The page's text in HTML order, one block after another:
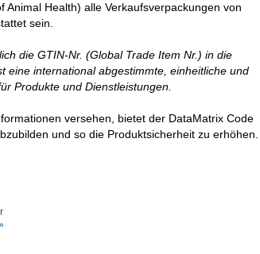
Health) alle Verkaufsverpackungen von
sein.
die GTIN-Nr. (Global Trade Item Nr.) in die
eine international abgestimmte, einheitliche und
Produkte und Dienstleistungen.
versehen, bietet der DataMatrix Code
und so die Produktsicherheit zu erhöhen.